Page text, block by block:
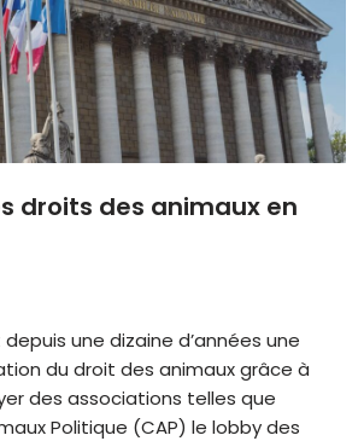
droits des animaux en
une dizaine d’années une
du droit des animaux grâce à
des associations telles que
Politique (CAP) le lobby des